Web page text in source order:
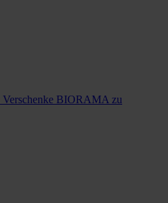
Verschenke BIORAMA zu